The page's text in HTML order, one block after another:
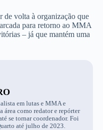
de volta à organização que
para retorno ao MMA
– já que mantém uma
em lutas e MMA e
área como redator e repórter
se tornar coordenador. Foi
até julho de 2023.